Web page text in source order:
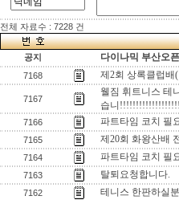
전체 자료수 : 7228 건
공지 다이나믹 부산오
7168 제2회 상록클럽배
7167
웰짐 휘트니스
습니
7166 파트타임 코치 필
7165 제20회 화왕산배
7164 파트타임 코치 필
7163 탈퇴요청합니다.
7162 테니스 한판하실